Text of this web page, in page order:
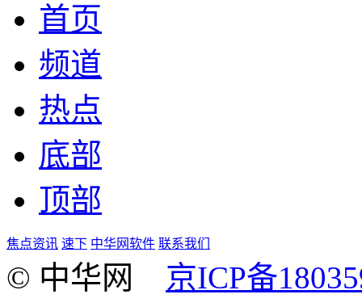
首页
频道
热点
底部
顶部
焦点资讯 速下 中华网软件 联系我们
© 中华网 京ICP备